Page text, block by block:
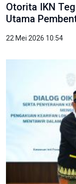
Otorita IKN
Utama
22 Mei 2026 10:54